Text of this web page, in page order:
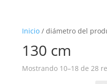
Inicio/ diámetro del
130 cm
Mostrando 10–18 de 28